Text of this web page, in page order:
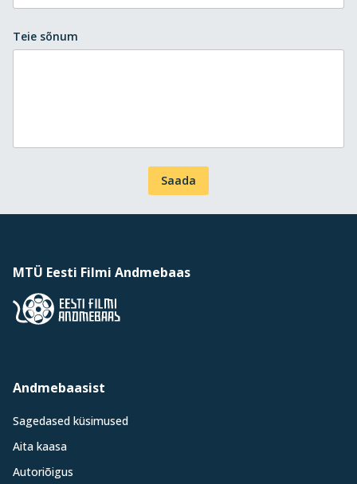
Teie sõnum
Saada
MTÜ Eesti Filmi Andmebaas
Andmebaasist
Sagedased küsimused
Aita kaasa
Autoriõigus